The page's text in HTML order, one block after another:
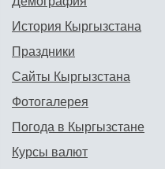
История Кыргызстана
Праздники
Сайты Кыргызстана
Фотогалерея
Погода в Кыргызстане
Курсы валют